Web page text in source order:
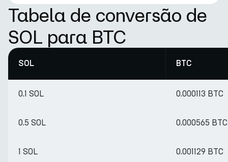
Tabela de conversão de
SOL para BTC
SOL BTC
0.1 SOL 0.000113 BTC
0.5 SOL 0.000565 BTC
1 SOL 0.001129 BTC